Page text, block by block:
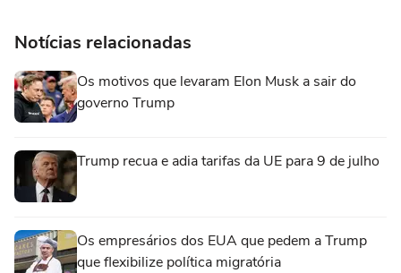
Notícias relacionadas
Os motivos que levaram Elon Musk a sair do
governo Trump
Trump recua e adia tarifas da UE para 9 de julho
Os empresários dos EUA que pedem a Trump
que flexibilize política migratória